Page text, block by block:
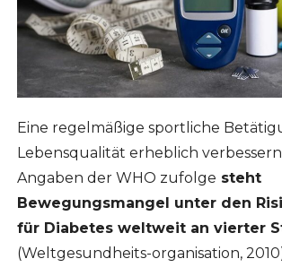
Eine regelmäßige sportliche
Lebensqualität erheblich
Angaben der WHO zufolge steht
Bewegungsmangel unter den
für Diabetes weltweit an vierter
(Weltgesundheits-organisation,